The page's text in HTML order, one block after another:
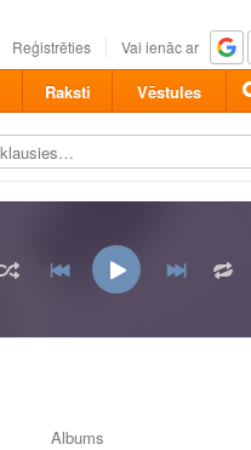
Reģistrēties Vai ienāc ar
Raksti Vēstules
Albums